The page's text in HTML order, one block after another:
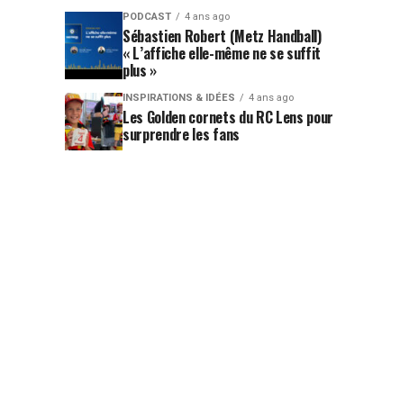
PODCAST 4 ans ago
Sébastien Robert (Metz Handball)
« L’affiche elle-même ne se suffit
plus »
INSPIRATIONS & IDÉES 4 ans ago
Les Golden cornets du RC Lens pour
surprendre les fans